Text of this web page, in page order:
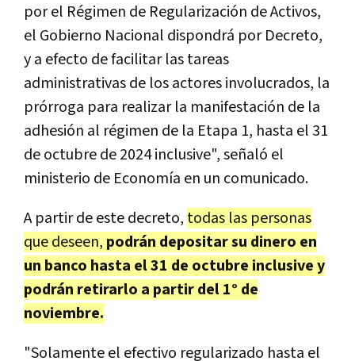
por el Régimen de Regularización de Activos,
el Gobierno Nacional dispondrá por Decreto,
y a efecto de facilitar las tareas
administrativas de los actores involucrados, la
prórroga para realizar la manifestación de la
adhesión al régimen de la Etapa 1, hasta el 31
de octubre de 2024 inclusive", señaló el
ministerio de Economía en un comunicado.
A partir de este decreto, todas las personas
que deseen, podrán depositar su dinero en
un banco hasta el 31 de octubre inclusive y
podrán retirarlo a partir del 1° de
noviembre.
"Solamente el efectivo regularizado hasta el